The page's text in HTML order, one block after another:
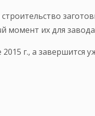
момент их для
г., а завершится